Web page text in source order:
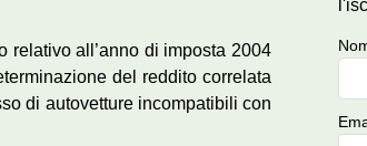
relativo all’anno di imposta 2004
del reddito correlata
di autovetture incompatibili con